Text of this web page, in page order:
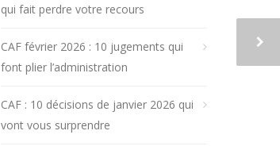
qui fait perdre votre recours
CAF février 2026 : 10 jugements qui
font plier l’administration
CAF : 10 décisions de janvier 2026 qui
vont vous surprendre